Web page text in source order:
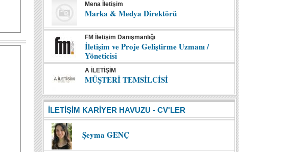
Mena İletişim
Marka & Medya Direktörü
FM İletişim Danışmanlığı
İletişim ve Proje Geliştirme Uzmanı /
Yöneticisi
A İLETİŞİM
MÜŞTERİ TEMSİLCİSİ
İLETİŞİM KARİYER HAVUZU - CV'LER
Şeyma GENÇ